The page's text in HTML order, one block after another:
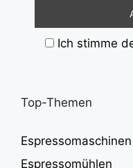
Ich stimme
Top-Themen
Espressomaschinen
Espressomühlen